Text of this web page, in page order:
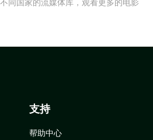
支持
帮助中心